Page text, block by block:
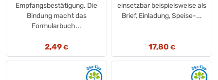
Empfangsbestätigung. Die
Bindung macht das
Formularbuch...
2,49 €
einsetzbar beispielsweise als
Brief, Einladung, Speise-...
17,80 €